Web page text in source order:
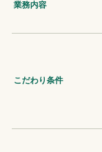
業務内容
こだわり条件